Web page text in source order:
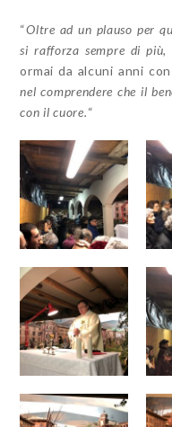
“Oltre ad un plauso per
si rafforza sempre di più,
ormai da alcuni anni
nel comprendere che il
con il cuore.“